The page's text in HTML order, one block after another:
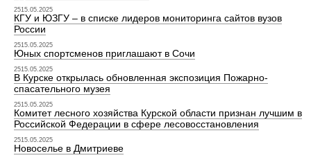
2515.05.2025
КГУ и ЮЗГУ – в списке лидеров мониторинга сайтов вузов
России
2515.05.2025
Юных спортсменов приглашают в Сочи
2515.05.2025
В Курске открылась обновленная экспозиция Пожарно-
спасательного музея
2515.05.2025
Комитет лесного хозяйства Курской области признан лучшим в
Российской Федерации в сфере лесовосстановления
2515.05.2025
Новоселье в Дмитриеве